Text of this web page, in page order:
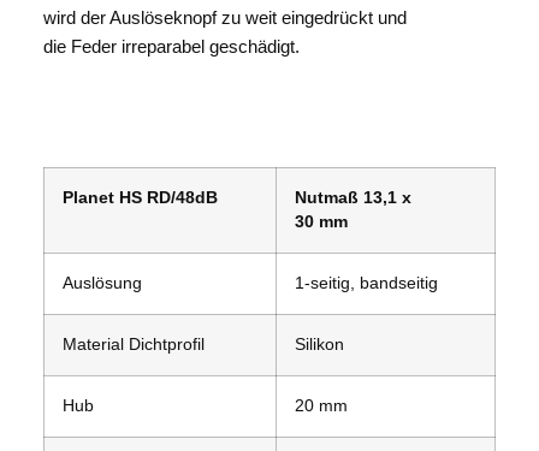
wird der Auslöseknopf zu weit eingedrückt und
die Feder irreparabel geschädigt.
Planet HS RD/48dB
Nutmaß 13,1 x
30 mm
Auslösung 1-seitig, bandseitig
Material Dichtprofil Silikon
Hub 20 mm